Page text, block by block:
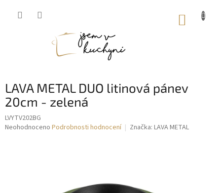
LAVA METAL DUO litinová pánev
20cm - zelená
LVYTV202BG
Průměrné
Neohodnoceno Podrobnosti hodnocení Značka: LAVA METAL